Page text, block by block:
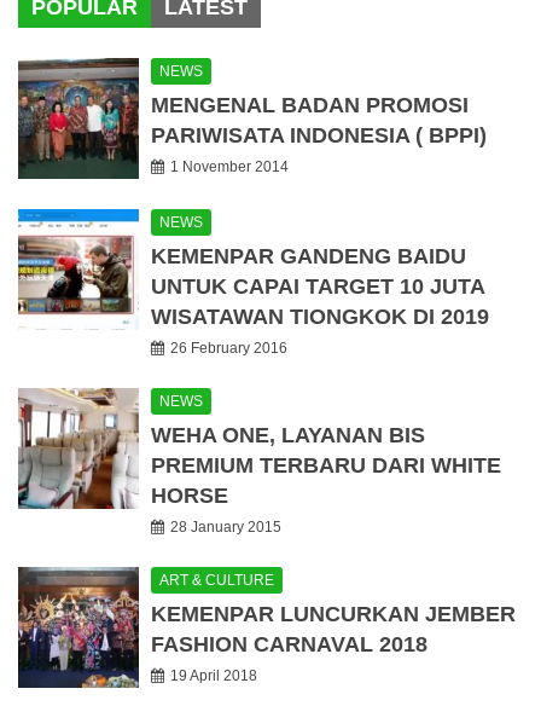
POPULAR LATEST
NEWS
MENGENAL BADAN PROMOSI
PARIWISATA INDONESIA ( BPPI)
1 November 2014
NEWS
KEMENPAR GANDENG BAIDU
UNTUK CAPAI TARGET 10 JUTA
WISATAWAN TIONGKOK DI 2019
26 February 2016
NEWS
WEHA ONE, LAYANAN BIS
PREMIUM TERBARU DARI WHITE
HORSE
28 January 2015
ART & CULTURE
KEMENPAR LUNCURKAN JEMBER
FASHION CARNAVAL 2018
19 April 2018